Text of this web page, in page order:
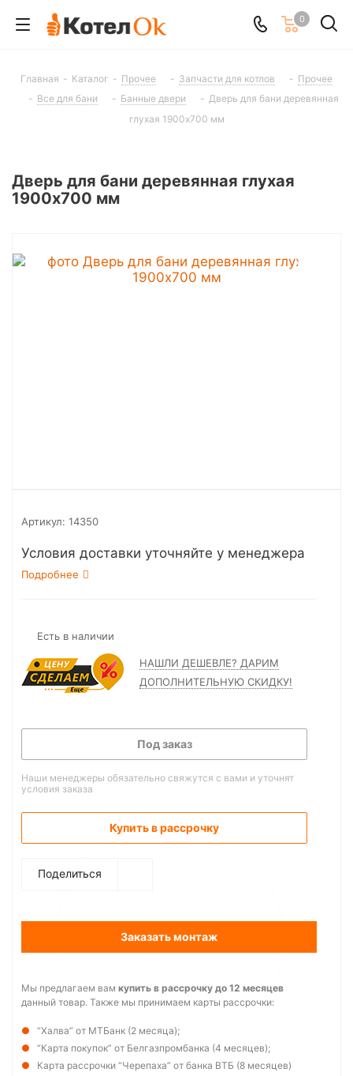
0
Главная - Каталог - Прочее - Запчасти для котлов - Прочее
- Все для бани - Банные двери - Дверь для бани деревянная
глухая 1900х700 мм
Дверь для бани деревянная глухая
1900х700 мм
Артикул: 14350
Условия доставки уточняйте у менеджера
Подробнее
Есть в наличии
НАШЛИ ДЕШЕВЛЕ? ДАРИМ
ДОПОЛНИТЕЛЬНУЮ СКИДКУ!
Под заказ
Наши менеджеры обязательно свяжутся с вами и уточнят
условия заказа
Купить в рассрочку
Поделиться
Заказать монтаж
Мы предлагаем вам купить в рассрочку до 12 месяцев
данный товар. Также мы принимаем карты рассрочки:
“Халва” от МТБанк (2 месяца);
“Карта покупок” от Белгазпромбанка (4 месяцев);
Карта рассрочки “Черепаха” от банка ВТБ (8 месяцев)